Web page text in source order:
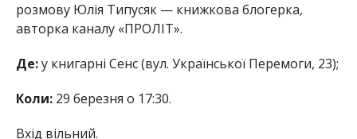
розмову Юлія Типусяк — книжкова блогерка,
авторка каналу «ПРОЛІТ».
Де:у книгарні Сенс (вул. Української Перемоги, 23);
Коли:29 березня о 17:30.
Вхід вільний.